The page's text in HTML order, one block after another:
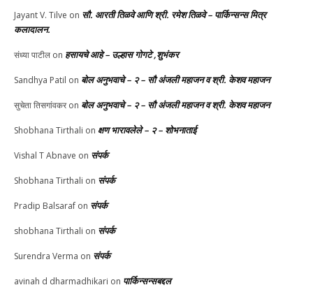
Jayant V. Tilve on सौ. आरती तिळवे आणि श्री. रमेश तिळवे – पार्किन्सन्स मित्र
कलादालन.
संध्या पाटील on हसायचे आहे – उल्हास गोगटे ,शुभंकर
Sandhya Patil on बोल अनुभवाचे – २ – सौ अंजली महाजन व श्री. केशव महाजन
सुचेता तिसगांवकरon बोल अनुभवाचे – २ – सौ अंजली महाजन व श्री. केशव महाजन
Shobhana Tirthali on क्षण भारावलेले – २ – शोभनाताई
Vishal T Abnave on संपर्क
Shobhana Tirthali on संपर्क
Pradip Balsaraf on संपर्क
shobhana Tirthali on संपर्क
Surendra Verma on संपर्क
avinah d dharmadhikari on पार्किन्सन्सबद्दल